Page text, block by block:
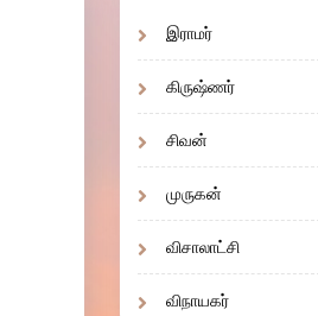
இராமர்
கிருஷ்ணர்
சிவன்
முருகன்
விசாலாட்சி
விநாயகர்